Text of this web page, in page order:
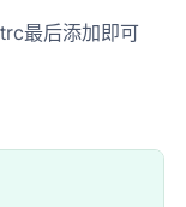
最后添加即可